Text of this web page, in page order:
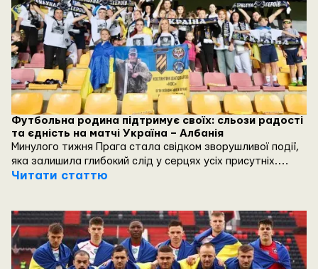
Футбольна родина підтримує своїх: сльози радості
та єдність на матчі Україна – Албанія
Минулого тижня Прага стала свідком зворушливої події,
яка залишила глибокий слід у серцях усіх присутніх.
Близько 50 представників родин загиблих футбольних
поїздку організували Фонд Трибуна Героїв та Українська
асоціація футболу.
Читати статтю